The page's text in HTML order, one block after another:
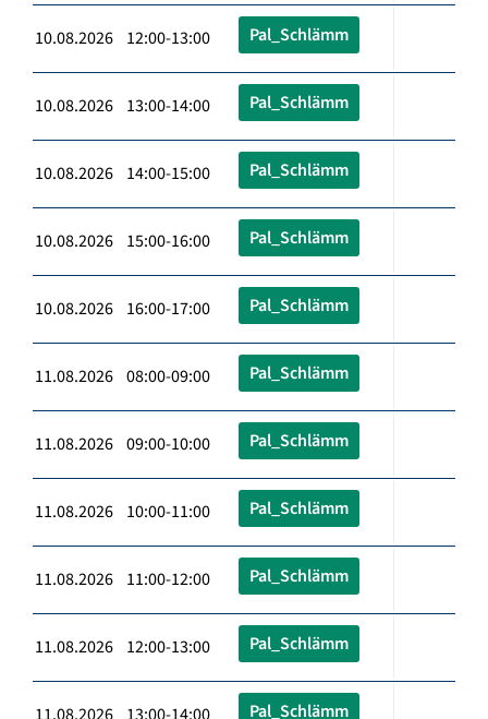
10.08.2026 12:00-13:00 Pal_Schlämm
10.08.2026 13:00-14:00 Pal_Schlämm
10.08.2026 14:00-15:00 Pal_Schlämm
10.08.2026 15:00-16:00 Pal_Schlämm
10.08.2026 16:00-17:00 Pal_Schlämm
11.08.2026 08:00-09:00 Pal_Schlämm
11.08.2026 09:00-10:00 Pal_Schlämm
11.08.2026 10:00-11:00 Pal_Schlämm
11.08.2026 11:00-12:00 Pal_Schlämm
11.08.2026 12:00-13:00 Pal_Schlämm
Pal_Schlämm